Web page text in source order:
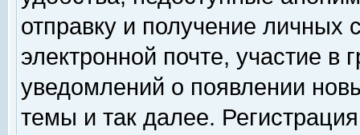
отправку и получение личных
электронной почте, участие в
уведомлений о появлении
темы и так далее.